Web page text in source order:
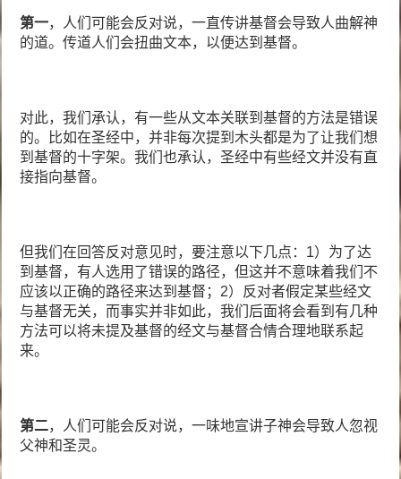
第一，人们可能会反对说，一直传讲基督会导致人曲解神
的道。传道人们会扭曲文本，以便达到基督。
对此，我们承认，有一些从文本关联到基督的方法是错误
的。比如在圣经中，并非每次提到木头都是为了让我们想
到基督的十字架。我们也承认，圣经中有些经文并没有直
接指向基督。
但我们在回答反对意见时，要注意以下几点：1）为了达
到基督，有人选用了错误的路径，但这并不意味着我们不
应该以正确的路径来达到基督；2）反对者假定某些经文
与基督无关，而事实并非如此，我们后面将会看到有几种
方法可以将未提及基督的经文与基督合情合理地联系起
来。
第二，人们可能会反对说，一味地宣讲子神会导致人忽视
父神和圣灵。